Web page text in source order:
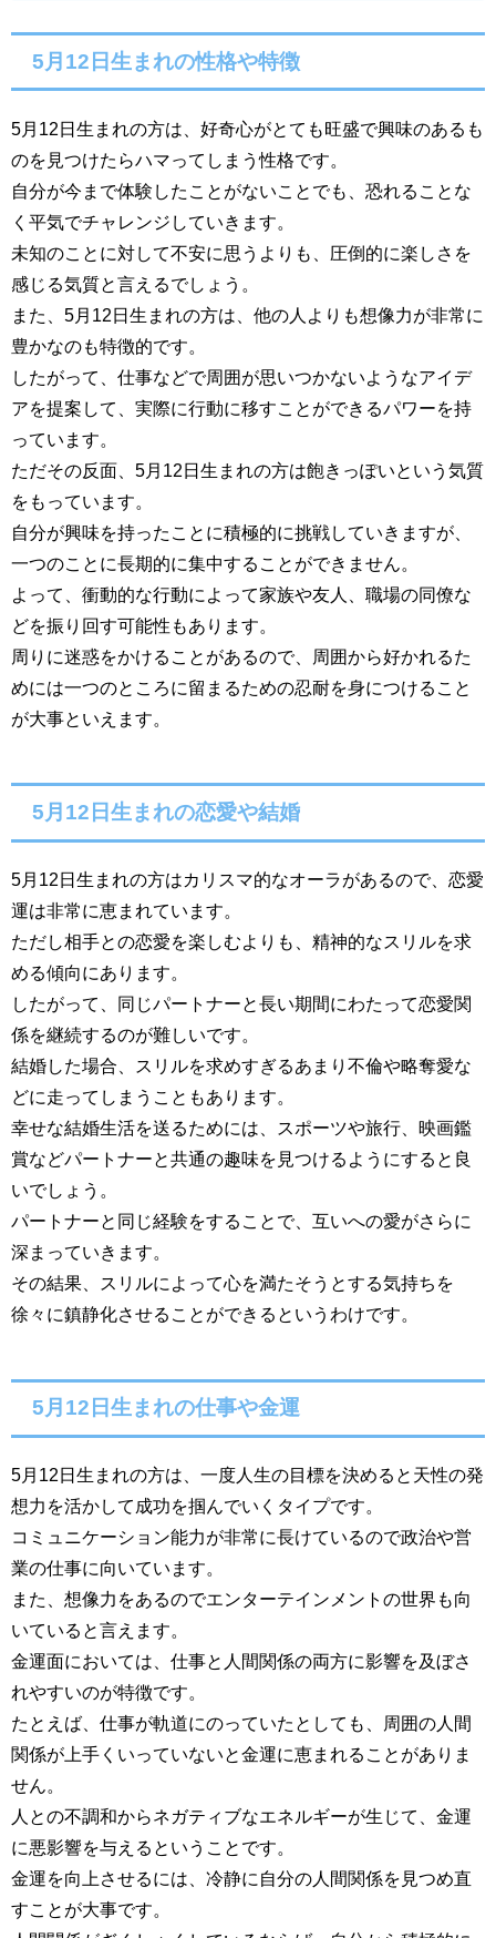
5月12日生まれの性格や特徴
5月12日生まれの方は、好奇心がとても旺盛で興味のあるも
のを見つけたらハマってしまう性格です。
自分が今まで体験したことがないことでも、恐れることな
く平気でチャレンジしていきます。
未知のことに対して不安に思うよりも、圧倒的に楽しさを
感じる気質と言えるでしょう。
また、5月12日生まれの方は、他の人よりも想像力が非常に
豊かなのも特徴的です。
したがって、仕事などで周囲が思いつかないようなアイデ
アを提案して、実際に行動に移すことができるパワーを持
っています。
ただその反面、5月12日生まれの方は飽きっぽいという気質
をもっています。
自分が興味を持ったことに積極的に挑戦していきますが、
一つのことに長期的に集中することができません。
よって、衝動的な行動によって家族や友人、職場の同僚な
どを振り回す可能性もあります。
周りに迷惑をかけることがあるので、周囲から好かれるた
めには一つのところに留まるための忍耐を身につけること
が大事といえます。
5月12日生まれの恋愛や結婚
5月12日生まれの方はカリスマ的なオーラがあるので、恋愛
運は非常に恵まれています。
ただし相手との恋愛を楽しむよりも、精神的なスリルを求
める傾向にあります。
したがって、同じパートナーと長い期間にわたって恋愛関
係を継続するのが難しいです。
結婚した場合、スリルを求めすぎるあまり不倫や略奪愛な
どに走ってしまうこともあります。
幸せな結婚生活を送るためには、スポーツや旅行、映画鑑
賞などパートナーと共通の趣味を見つけるようにすると良
いでしょう。
パートナーと同じ経験をすることで、互いへの愛がさらに
深まっていきます。
その結果、スリルによって心を満たそうとする気持ちを
徐々に鎮静化させることができるというわけです。
5月12日生まれの仕事や金運
5月12日生まれの方は、一度人生の目標を決めると天性の発
想力を活かして成功を掴んでいくタイプです。
コミュニケーション能力が非常に長けているので政治や営
業の仕事に向いています。
また、想像力をあるのでエンターテインメントの世界も向
いていると言えます。
金運面においては、仕事と人間関係の両方に影響を及ぼさ
れやすいのが特徴です。
たとえば、仕事が軌道にのっていたとしても、周囲の人間
関係が上手くいっていないと金運に恵まれることがありま
せん。
人との不調和からネガティブなエネルギーが生じて、金運
に悪影響を与えるということです。
金運を向上させるには、冷静に自分の人間関係を見つめ直
すことが大事です。